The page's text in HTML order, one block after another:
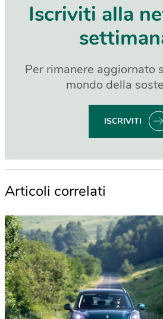
Iscriviti alla
Per rimanere aggiornato
mondo della
ISCRIVITI
Articoli correlati